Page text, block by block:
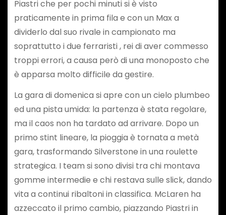
Piastri che per pochi minuti si è visto
praticamente in prima fila e con un Max a
dividerlo dal suo rivale in campionato ma
soprattutto i due ferraristi , rei di aver commesso
troppi errori, a causa però di una monoposto che
è apparsa molto difficile da gestire.
La gara di domenica si apre con un cielo plumbeo
ed una pista umida: la partenza è stata regolare,
ma il caos non ha tardato ad arrivare. Dopo un
primo stint lineare, la pioggia è tornata a metà
gara, trasformando Silverstone in una roulette
strategica. I team si sono divisi tra chi montava
gomme intermedie e chi restava sulle slick, dando
vita a continui ribaltoni in classifica. McLaren ha
azzeccato il primo cambio, piazzando Piastri in